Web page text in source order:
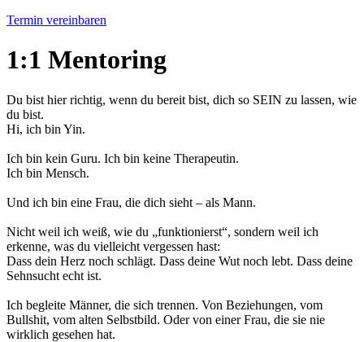
Termin vereinbaren
1:1 Mentoring
Du bist hier richtig, wenn du bereit bist, dich so SEIN zu lassen, wie
du bist.
Hi, ich bin Yin.​
Ich bin kein Guru. Ich bin keine Therapeutin.
Ich bin Mensch.
Und ich bin eine Frau, die dich sieht – als Mann.
Nicht weil ich weiß, wie du „funktionierst“, sondern weil ich
erkenne, was du vielleicht vergessen hast:
Dass dein Herz noch schlägt. Dass deine Wut noch lebt. Dass deine
Sehnsucht echt ist.
Ich begleite Männer, die sich trennen. Von Beziehungen, vom
Bullshit, vom alten Selbstbild. Oder von einer Frau, die sie nie
wirklich gesehen hat.